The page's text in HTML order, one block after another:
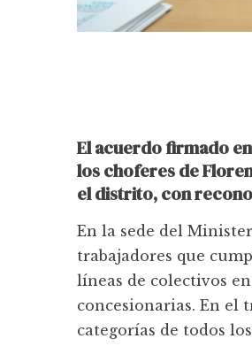
El acuerdo firmado
los choferes de
el distrito, con
En la sede del
trabajadores que
líneas de colectivos
concesionarias. En el
categorías de todos